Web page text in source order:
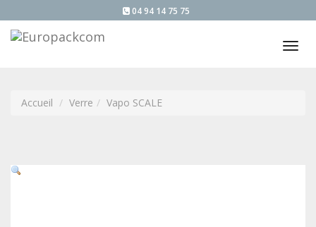
04 94 14 75 75
Accueil Verre Vapo SCALE